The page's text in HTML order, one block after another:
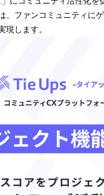
を
す
、ファンコミュニティに
現します。